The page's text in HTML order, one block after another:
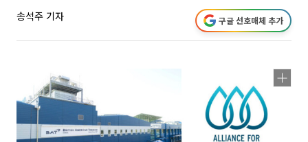
송석주 기자 구글 선호매체 추가